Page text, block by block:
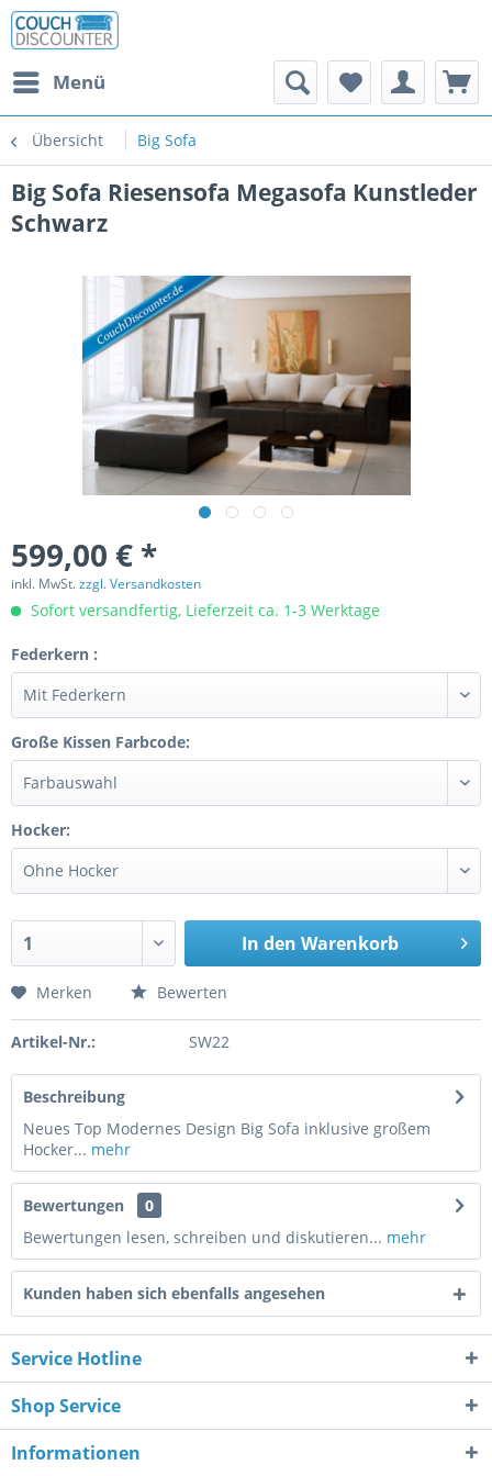
Menü
Übersicht Big Sofa
Big Sofa Riesensofa Megasofa Kunstleder
Schwarz
599,00 € *
inkl. MwSt.zzgl. Versandkosten
Sofort versandfertig, Lieferzeit ca. 1-3 Werktage
Federkern :
Große Kissen Farbcode:
Hocker:
In den Warenkorb
Merken Bewerten
Artikel-Nr.: SW22
Beschreibung
Neues Top Modernes Design Big Sofa inklusive großem
Hocker... mehr
Bewertungen
0
Bewertungen lesen, schreiben und diskutieren... mehr
Kunden haben sich ebenfalls angesehen
Service Hotline
Shop Service
Informationen